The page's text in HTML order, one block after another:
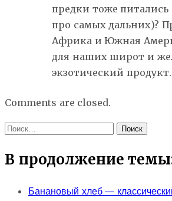
предки тоже
про самых дальних)?
Африка и Южная
для наших широт и
экзотический продукт.
Comments are closed.
Найти:
В продолжение
Банановый хлеб —